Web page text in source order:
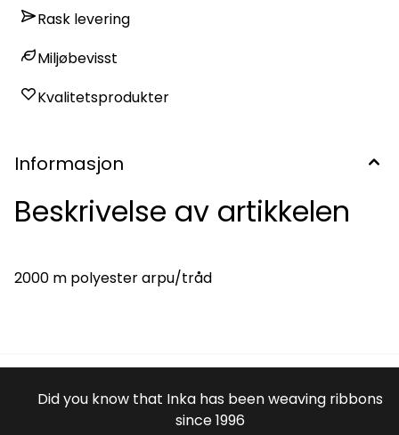
Rask levering
Miljøbevisst
Kvalitetsprodukter
Informasjon
Beskrivelse av artikkelen
2000 m polyester arpu/tråd
Did you know that Inka has been weaving ribbons
since 1996